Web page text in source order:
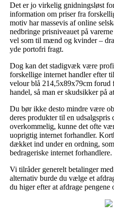
Det er jo virkelig gnidningsløst
information om priser fra
motiv har massevis af online
nedbringe prisniveauet på
vel som til mænd og kvinder –
yde portofri fragt.
Dog kan det stadigvæk være
forskellige internet handler efter
velour blå 214,5x89x79cm forud
handel, så man er skudsikker på
Du bør ikke desto mindre være
deres produkter til en
overkommelig, kunne det ofte
uoprigtig internet forhandler.
dækket ind under en ordning,
bedrageriske internet forhandlere.
Vi tilråder generelt betalinger
alternativ burde du vælge et
du higer efter at afdrage pengene